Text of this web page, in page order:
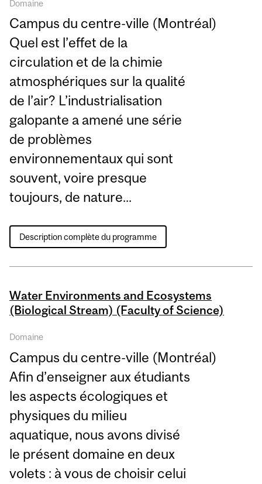
Domaine
Campus du centre-ville (Montréal)
Quel est l’effet de la
circulation et de la chimie
atmosphériques sur la qualité
de l’air? L’industrialisation
galopante a amené une série
de problèmes
environnementaux qui sont
souvent, voire presque
toujours, de nature...
Description complète du programme
Water Environments and Ecosystems
(Biological Stream) (Faculty of Science)
Domaine
Campus du centre-ville (Montréal)
Afin d’enseigner aux étudiants
les aspects écologiques et
physiques du milieu
aquatique, nous avons divisé
le présent domaine en deux
volets : à vous de choisir celui